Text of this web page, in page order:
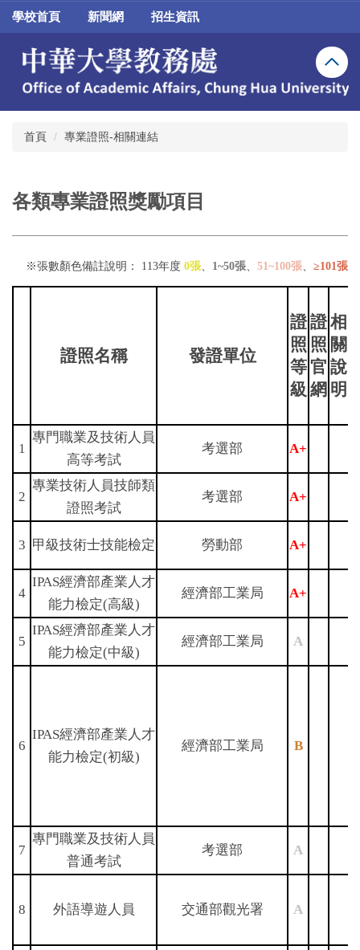
跳
區
學校首頁 新聞網 招生資訊
首頁 專業證照-相關連結
各類專業證照獎勵項目
※張數顏色備註說明： 113年度 0張 1~50張 51~100張 ≥101張
證照名稱 發證單位
證
照
等
級
證
照
官
網
相
關
說
明
1
專門職業及技術人員
高等考試
考選部 A+
2
專業技術人員技師類
證照考試
考選部 A+
3 甲級技術士技能檢定 勞動部 A+
4
IPAS經濟部產業人才
能力檢定(高級)
經濟部工業局 A+
5
IPAS經濟部產業人才
能力檢定(中級)
經濟部工業局 A
6
IPAS經濟部產業人才
能力檢定(初級)
經濟部工業局 B
7
專門職業及技術人員
普通考試
考選部 A
8 外語導遊人員 交通部觀光署 A